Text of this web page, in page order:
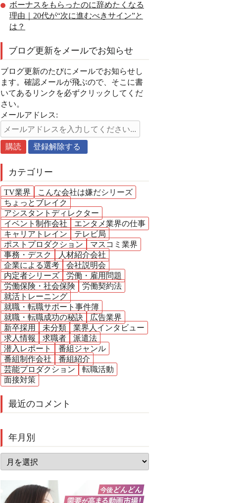
ボーナスをもらったのに辞めたくなる
理由｜20代が“次に進むべきサイン”と
は？
ブログ更新をメールでお知らせ
ブログ更新のたびにメールでお知らせし
ます。確認メールが飛ぶので、そこに書
いてあるリンクを必ずクリックしてくだ
さい。
メールアドレス:
カテゴリー
TV業界
こんな会社は嫌だシリーズ
ちょっとブレイク
アシスタントディレクター
イベント制作会社
エンタメ業界の仕事
キャリアトレイン
テレビ局
ポストプロダクション
マスコミ業界
事務・デスク
人材紹介会社
企業による選考
会社説明会
内定者シリーズ
労働・雇用問題
労働保険・社会保険
労働契約法
就活トレーニング
就職・転職サポート事件簿
就職・転職成功の秘訣
広告業界
新卒採用
未分類
業界人インタビュー
求人情報
求職者
派遣法
潜入レポート
番組ジャンル
番組制作会社
番組紹介
芸能プロダクション
転職活動
面接対策
最近のコメント
年月別
月